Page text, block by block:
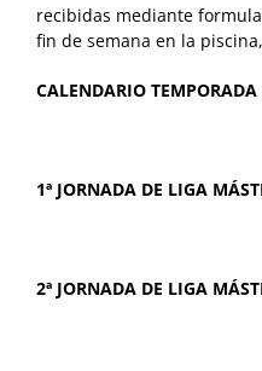
recibidas mediante
fin de semana en la
CALENDARIO
1ª JORNADA DE LIGA
2ª JORNADA DE LIGA